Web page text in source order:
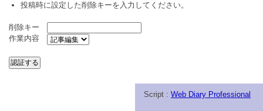
投稿時に設定した削除キーを入力してください。
削除キー
作業内容
Script : Web Diary Professional